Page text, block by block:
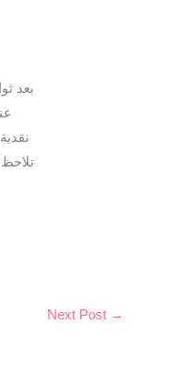
بعد
Next Post →